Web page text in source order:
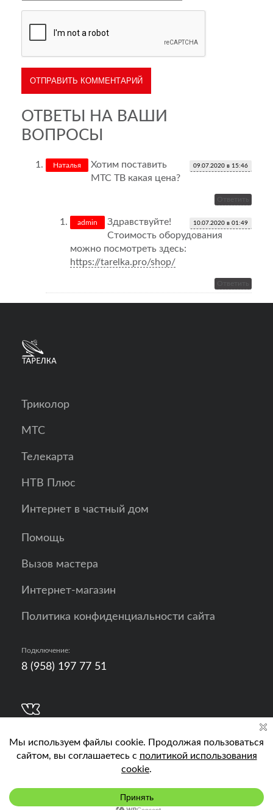
ОТВЕТЫ НА ВАШИ
ВОПРОСЫ
Наталья 09.07.2020 в 15:46
Хотим поставить
МТС ТВ какая цена?
Ответить
admin 10.07.2020 в 01:49
Здравствуйте!
Стоимость оборудования
можно посмотреть здесь:
https://tarelka.pro/shop/
Ответить
Подключить
Триколор
МТС
Телекарта
НТВ Плюс
Интернет в частный дом
Помощь
Вызов мастера
Интернет-магазин
Политика конфиденциальности сайта
Подключение:
8 (958) 197 77 51
Кислород